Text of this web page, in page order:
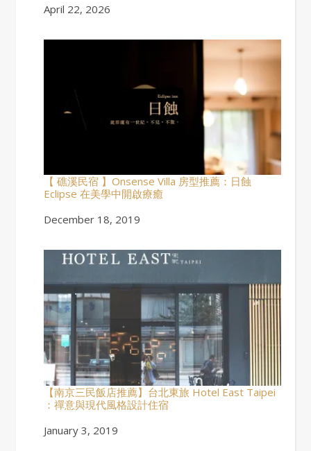
Date
April 22, 2026
【 礁溪民宿 】Onsense Villa 房型推薦：日蝕
Eclipse 在美學中開啟療癒
Date
December 18, 2019
【南京三民飯店推薦】台北東旅 Hotel East Taipei
：禪意與現代風格設計住宿
Date
January 3, 2019